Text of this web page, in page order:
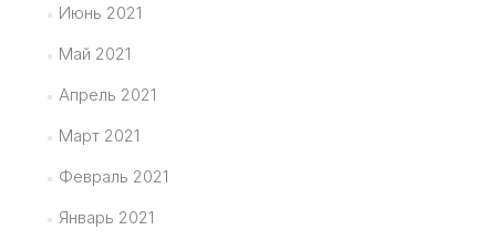
Июнь 2021
Май 2021
Апрель 2021
Март 2021
Февраль 2021
Январь 2021